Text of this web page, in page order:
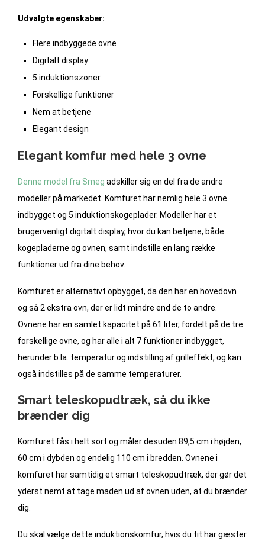
Udvalgte egenskaber:
Flere indbyggede ovne
Digitalt display
5 induktionszoner
Forskellige funktioner
Nem at betjene
Elegant design
Elegant komfur med hele 3 ovne
Denne model fra Smeg adskiller sig en del fra de andre
modeller på markedet. Komfuret har nemlig hele 3 ovne
indbygget og 5 induktionskogeplader. Modeller har et
brugervenligt digitalt display, hvor du kan betjene, både
kogepladerne og ovnen, samt indstille en lang række
funktioner ud fra dine behov.
Komfuret er alternativt opbygget, da den har en hovedovn
og så 2 ekstra ovn, der er lidt mindre end de to andre.
Ovnene har en samlet kapacitet på 61 liter, fordelt på de tre
forskellige ovne, og har alle i alt 7 funktioner indbygget,
herunder b.la. temperatur og indstilling af grilleffekt, og kan
også indstilles på de samme temperaturer.
Smart teleskopudtræk, så du ikke
brænder dig
Komfuret fås i helt sort og måler desuden 89,5 cm i højden,
60 cm i dybden og endelig 110 cm i bredden. Ovnene i
komfuret har samtidig et smart teleskopudtræk, der gør det
yderst nemt at tage maden ud af ovnen uden, at du brænder
dig.
Du skal vælge dette induktionskomfur, hvis du tit har gæster